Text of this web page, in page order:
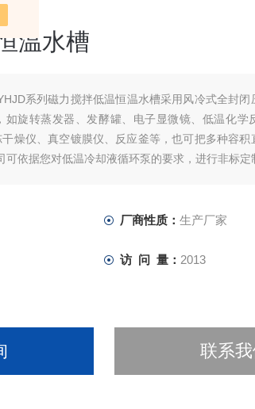
温水槽
系列磁力搅拌低温恒温水槽采用风冷式全封闭
如旋转蒸发器、发酵罐、电子显微镜、低温化学
燥仪、真空镀膜仪、反应釜等，也可把多种容积
依据您对低温冷却液循环泵的要求，进行非标定
厂商性质： 生产厂家
访 问 量： 2013
联系